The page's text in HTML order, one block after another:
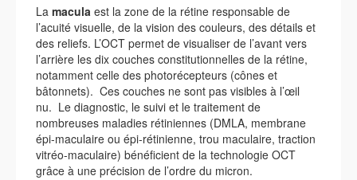
La macula est la zone de la rétine responsable de
l’acuité visuelle, de la vision des couleurs, des détails et
des reliefs. L’OCT permet de visualiser de l’avant vers
l’arrière les dix couches constitutionnelles de la rétine,
notamment celle des photorécepteurs (cônes et
bâtonnets). Ces couches ne sont pas visibles à l’œil
nu. Le diagnostic, le suivi et le traitement de
nombreuses maladies rétiniennes (DMLA, membrane
épi-maculaire ou épi-rétinienne, trou maculaire, traction
vitréo-maculaire) bénéficient de la technologie OCT
grâce à une précision de l’ordre du micron.